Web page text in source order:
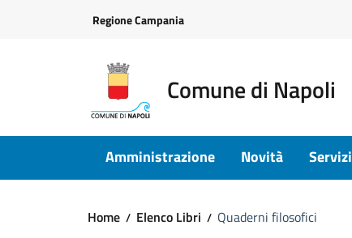
Regione Campania
Comune di Napoli
Amministrazione Novità Servizi
Home Elenco Libri Quaderni filosofici